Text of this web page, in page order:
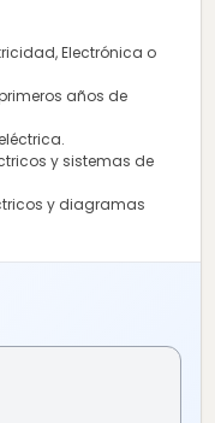
Electrónica o
años de
y sistemas de
y diagramas